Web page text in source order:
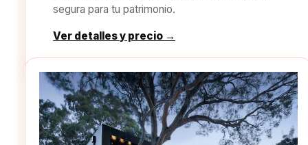
segura para tu patrimonio.
Ver detalles y precio →